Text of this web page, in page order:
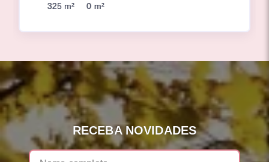
325 m² 0 m²
RECEBA NOVIDADES